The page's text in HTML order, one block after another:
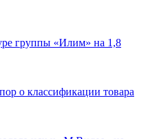
группы «Илим» на 1,8
о классификации товара